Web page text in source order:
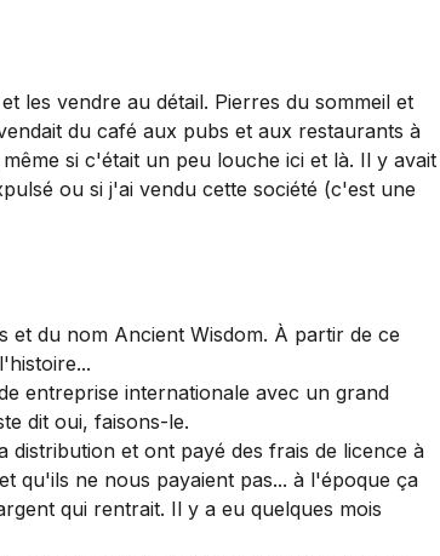
les vendre au détail. Pierres du sommeil et
du café aux pubs et aux restaurants à
si c'était un peu louche ici et là. Il y avait
ou si j'ai vendu cette société (c'est une
du nom Ancient Wisdom. À partir de ce
entreprise internationale avec un grand
dit oui, faisons-le.
et ont payé des frais de licence à
qu'ils ne nous payaient pas... à l'époque ça
qui rentrait. Il y a eu quelques mois